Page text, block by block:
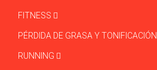
FITNESS
PÉRDIDA DE GRASA Y TONIFICACIÓN
RUNNING